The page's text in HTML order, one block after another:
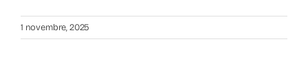
1 novembre, 2025